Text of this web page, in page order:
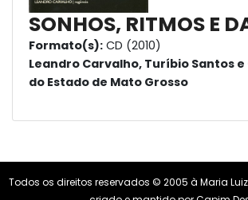
SONHOS, RITMOS E
Formato(s): CD (2010)
Leandro Carvalho, Turíbio Santos
do Estado de Mato Grosso
Todos os direitos reservados © 2005 à Maria